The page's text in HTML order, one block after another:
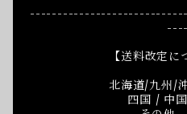
【送料改定に
北海道/九州/
四国 / 中